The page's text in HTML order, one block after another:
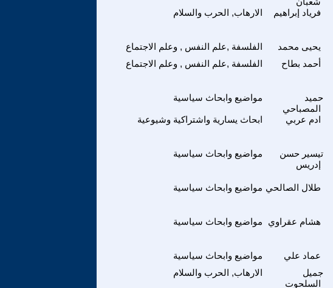
الارهاب, الحرب والسلام فرياد إبراهيم
الفلسفة ,علم النفس , وعلم الاجتماع يحيى محمد
الفلسفة ,علم النفس , وعلم الاجتماع
أحمد بطاح
مواضيع وابحاث سياسية
حميد
المصباحي
ابحاث يسارية واشتراكية وشيوعية ادم عربي
مواضيع وابحاث سياسية
تيسير حسن
إدريس
مواضيع وابحاث سياسية طلال الصالحي
مواضيع وابحاث سياسية هشام عقراوي
مواضيع وابحاث سياسية عماد علي
الارهاب, الحرب والسلام
جميل
السلحوت